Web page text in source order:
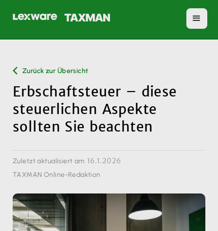
Zurück zur Übersicht
Erbschaftsteuer – diese
steuerlichen Aspekte
sollten Sie beachten
TAXMAN Online-Redaktion
Zuletzt aktualisiert am 16.1.2026